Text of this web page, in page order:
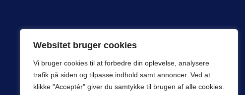
Websitet bruger cookies
Vi bruger cookies til at forbedre din oplevelse, analysere
trafik på siden og tilpasse indhold samt annoncer. Ved at
klikke "Acceptér" giver du samtykke til brugen af alle cookies.
Forening for hjemmetræning af børn med
nedsat funktionsniveau